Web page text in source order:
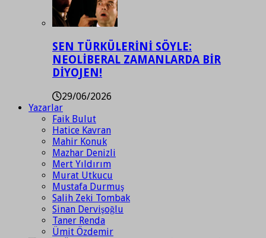
SEN TÜRKÜLERİNİ SÖYLE:
NEOLİBERAL ZAMANLARDA BİR
DİYOJEN!
29/06/2026
Yazarlar
Faik Bulut
Hatice Kavran
Mahir Konuk
Mazhar Denizli
Mert Yıldırım
Murat Utkucu
Mustafa Durmuş
Salih Zeki Tombak
Sinan Dervişoğlu
Taner Renda
Ümit Özdemir